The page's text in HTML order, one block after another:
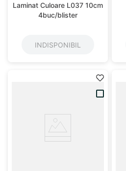
Laminat Culoare L037 10cm
4buc/blister
INDISPONIBIL